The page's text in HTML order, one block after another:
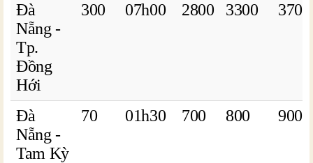
Đà
Nẵng -
Tp.
Đồng
Hới
300 07h00 2800 3300 3700
Đà
Nẵng -
Tam Kỳ
70 01h30 700 800 900